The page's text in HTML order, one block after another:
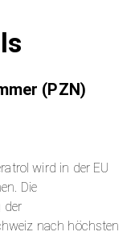
(PZN)
wird in der EU
Die
der
nach höchsten